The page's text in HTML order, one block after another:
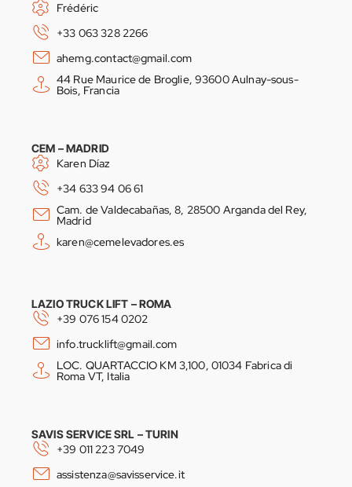
Frédéric
+33 063 328 2266
ahemg.contact@gmail.com
44 Rue Maurice de Broglie, 93600 Aulnay-sous-
Bois, Francia
CEM – MADRID
Karen Díaz
+34 633 94 06 61
Cam. de Valdecabañas, 8, 28500 Arganda del Rey,
Madrid
karen@cemelevadores.es
LAZIO TRUCK LIFT – ROMA
+39 076 154 0202
info.trucklift@gmail.com
LOC. QUARTACCIO KM 3,100, 01034 Fabrica di
Roma VT, Italia
SAVIS SERVICE SRL – TURIN
+39 011 223 7049
assistenza@savisservice.it